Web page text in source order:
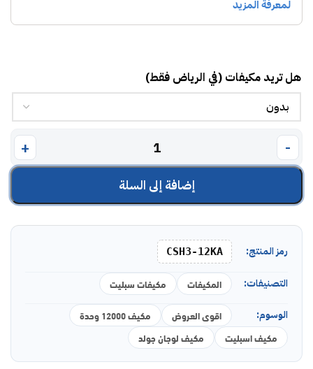
هل تريد مكيفات (في الرياض فقط)
إضافة إلى السلة
رمز المنتج: CSH3-12KA
التصنيفات: المكيفات مكيفات سبليت
الوسوم: اقوى العروض
مكيف 12000 وحدة
مكيف اسبليت
مكيف لوجان جولد